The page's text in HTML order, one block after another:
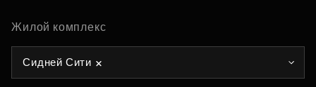
Жилой комплекс
Сидней Сити